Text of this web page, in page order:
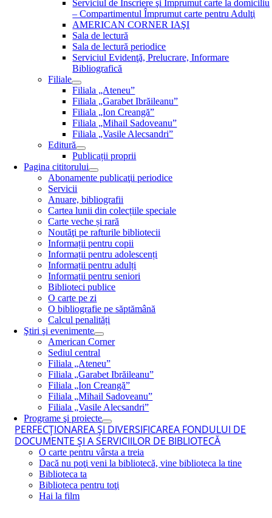
Serviciul de Inscriere şi Împrumut carte la domiciliu
– Compartimentul Împrumut carte pentru Adulţi
AMERICAN CORNER IAŞI
Sala de lectură
Sala de lectură periodice
Serviciul Evidenţă, Prelucrare, Informare
Bibliografică
Filiale
Filiala „Ateneu”
Filiala „Garabet Ibrăileanu”
Filiala „Ion Creangă”
Filiala „Mihail Sadoveanu”
Filiala „Vasile Alecsandri”
Editură
Publicații proprii
Pagina cititorului
Abonamente publicaţii periodice
Servicii
Anuare, bibliografii
Cartea lunii din colecțiile speciale
Carte veche și rară
Noutăţi pe rafturile bibliotecii
Informații pentru copii
Informații pentru adolescenți
Informații pentru adulți
Informații pentru seniori
Biblioteci publice
O carte pe zi
O bibliografie pe săptămână
Calcul penalități
Ştiri şi evenimente
American Corner
Sediul central
Filiala „Ateneu”
Filiala „Garabet Ibrăileanu”
Filiala „Ion Creangă”
Filiala „Mihail Sadoveanu”
Filiala „Vasile Alecsandri”
Programe şi proiecte
PERFECŢIONAREA ŞI DIVERSIFICAREA FONDULUI DE
DOCUMENTE ŞI A SERVICIILOR DE BIBLIOTECĂ
O carte pentru vârsta a treia
Dacă nu poţi veni la bibliotecă, vine biblioteca la tine
Biblioteca ta
Biblioteca pentru toţi
Hai la film